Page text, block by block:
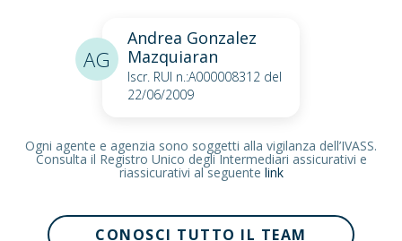
Andrea Gonzalez
Mazquiaran
Iscr. RUI n.:A000008312 del
22/06/2009
AG
Ogni agente e agenzia sono soggetti alla vigilanza dell’IVASS.
Consulta il Registro Unico degli Intermediari assicurativi e
riassicurativi al seguente link
CONOSCI TUTTO IL TEAM